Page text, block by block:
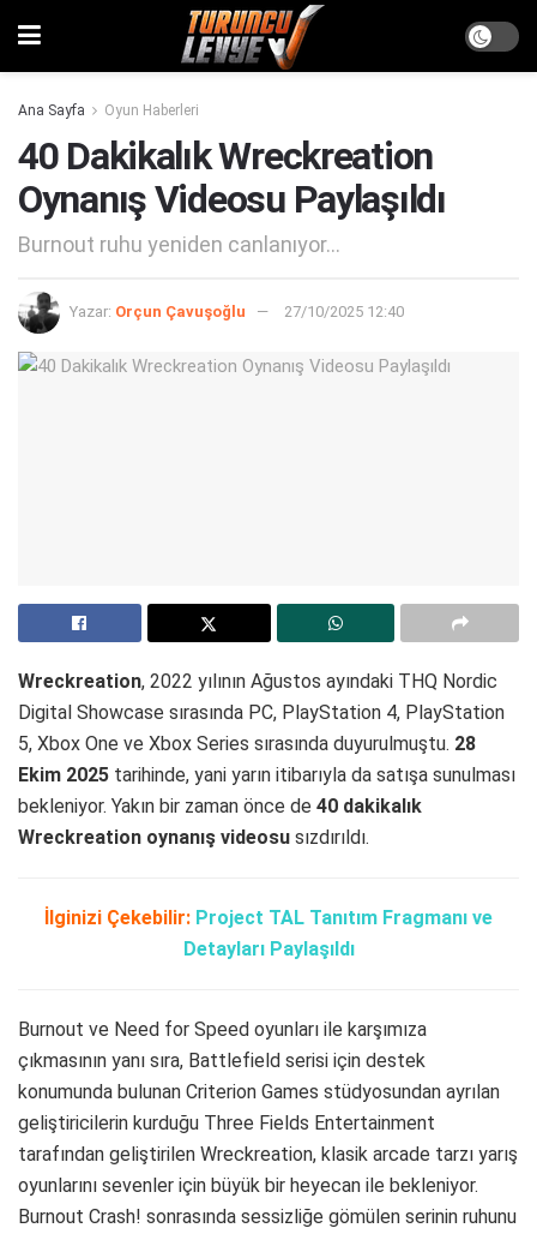
Ana Sayfa Oyun Haberleri
40 Dakikalık Wreckreation
Oynanış Videosu Paylaşıldı
Burnout ruhu yeniden canlanıyor...
Yazar: Orçun Çavuşoğlu 27/10/2025 12:40
Wreckreation, 2022 yılının Ağustos ayındaki THQ Nordic
Digital Showcase sırasında PC, PlayStation 4, PlayStation
5, Xbox One ve Xbox Series sırasında duyurulmuştu. 28
Ekim 2025 tarihinde, yani yarın itibarıyla da satışa sunulması
bekleniyor. Yakın bir zaman önce de 40 dakikalık
Wreckreation oynanış videosu sızdırıldı.
İlginizi Çekebilir: Project TAL Tanıtım Fragmanı ve
Detayları Paylaşıldı
Burnout ve Need for Speed oyunları ile karşımıza
çıkmasının yanı sıra, Battlefield serisi için destek
konumunda bulunan Criterion Games stüdyosundan ayrılan
geliştiricilerin kurduğu Three Fields Entertainment
tarafından geliştirilen Wreckreation, klasik arcade tarzı yarış
oyunlarını sevenler için büyük bir heyecan ile bekleniyor.
Burnout Crash! sonrasında sessizliğe gömülen serinin ruhunu